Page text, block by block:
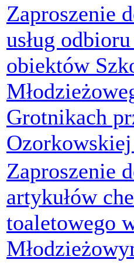
Zaproszenie
usług
obiektów
Grotnikach
Zaproszenie
artykułów
toaletowego